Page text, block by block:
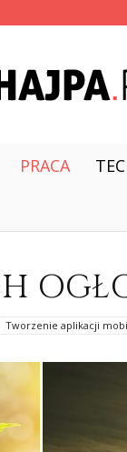
hajpa.pl
PRACA
Tworzenie aplikacji